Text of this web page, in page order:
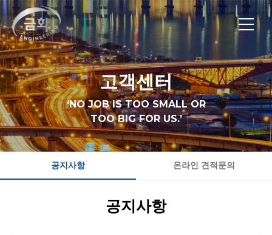
고객센터
‘NO JOB IS TOO SMALL OR
TOO BIG FOR US.’
공지사항 온라인 견적문의
공지사항